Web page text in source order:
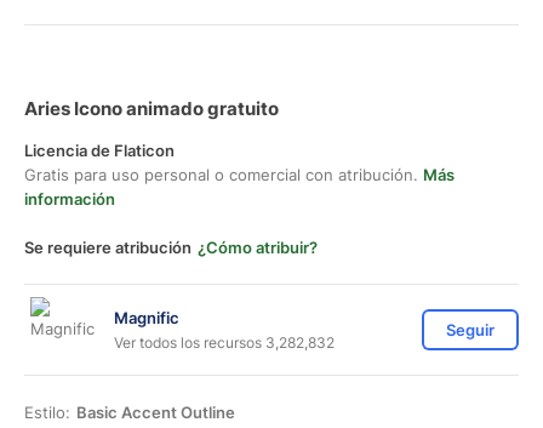
Aries Icono animado gratuito
Licencia de Flaticon
Gratis para uso personal o comercial con atribución. Más
información
Se requiere atribución ¿Cómo atribuir?
Magnific
Ver todos los recursos 3,282,832
Seguir
Estilo: Basic Accent Outline